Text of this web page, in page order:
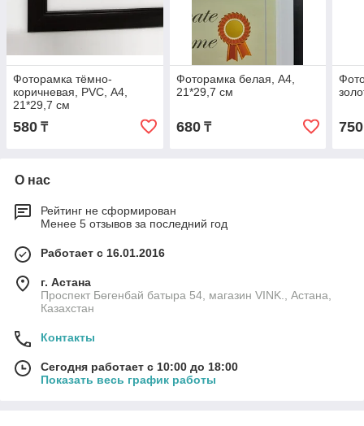
Фоторамка тёмно-
коричневая, PVC, А4,
21*29,7 см
580 ₸
Фоторамка белая, А4,
21*29,7 см
680₸ 750
О нас
Рейтинг не сформирован
Менее 5 отзывов за последний год
Работает с 16.01.2016
г. Астана
Проспект Бөгенбай батыра 54, магазин VINK., Астана,
Казахстан
Контакты
Сегодня работает с 10:00 до 18:00
Показать весь график работы